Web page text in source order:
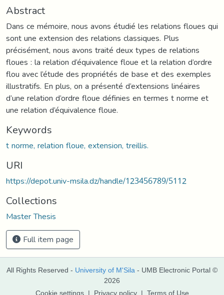
Abstract
Dans ce mémoire, nous avons étudié les relations floues qui
sont une extension des relations classiques. Plus
précisément, nous avons traité deux types de relations
floues : la relation d’équivalence floue et la relation d’ordre
flou avec l’étude des propriétés de base et des exemples
illustratifs. En plus, on a présenté d’extensions linéaires
d’une relation d’ordre floue définies en termes t norme et
une relation d’équivalence floue.
Keywords
t norme, relation floue, extension, treillis.
URI
https://depot.univ-msila.dz/handle/123456789/5112
Collections
Master Thesis
Full item page
All Rights Reserved - University of M'Sila - UMB Electronic Portal ©
2026
Cookie settings | Privacy policy | Terms of Use